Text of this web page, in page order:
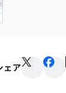
ェア